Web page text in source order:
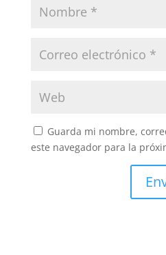
Guarda mi nombre,
este navegador para la